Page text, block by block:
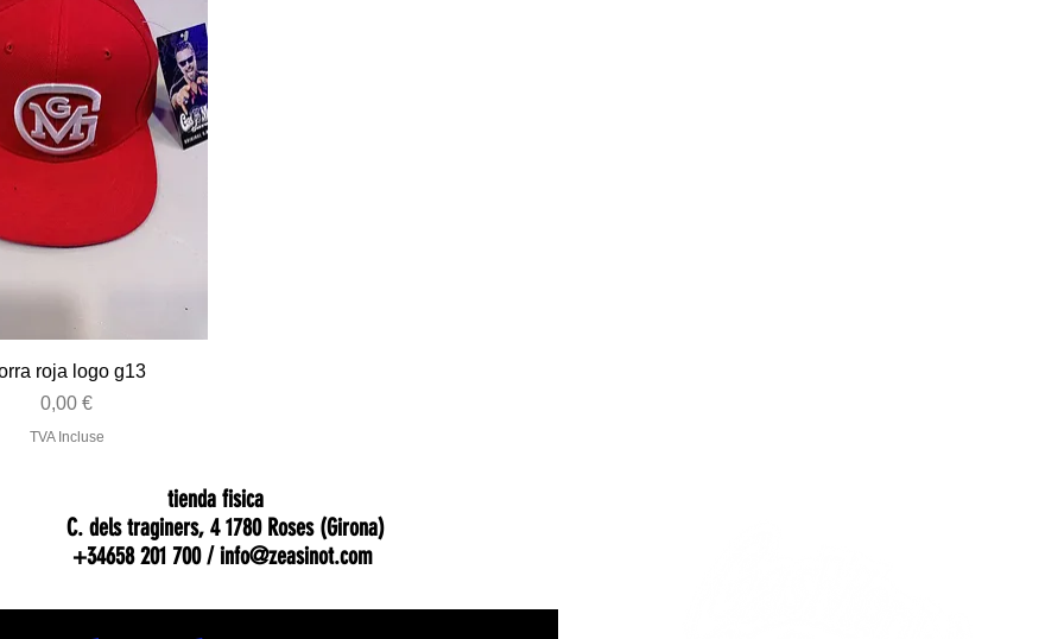
Aperçu rapide
roja logo g13
Prix
0,00 €
TVA Incluse
tienda fisica
C. dels traginers, 4 1780 Roses (Girona)
+34658 201 700 /info@zeasinot.com